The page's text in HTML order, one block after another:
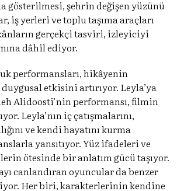
gösterilmesi, şehrin değişen yüzünü
iş yerleri ve toplu taşıma araçları
gerçekçi tasviri, izleyiciyi
dâhil ediyor.
performansları, hikâyenin
duygusal etkisini artırıyor. Leyla’ya
Alidoosti’nin performansı, filmin
Leyla’nın iç çatışmalarını,
ve kendi hayatını kurma
yansıtıyor. Yüz ifadeleri ve
ötesinde bir anlatım gücü taşıyor.
canlandıran oyuncular da benzer
Her biri, karakterlerinin kendine